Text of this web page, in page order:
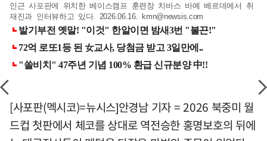
인근 사포판에 위치한 베이스캠프 훈련장 치바스 바예 베르데에서 취
재진과 인터뷰하고 있다. 2026.06.16.
kmn@newsis.com
[사포판(멕시코)=뉴시스]안경남 기자 = 2026 북중미 월
드컵 첫판에서 체코를 상대로 역전승한 홍명보호의 뒤에